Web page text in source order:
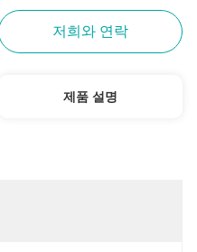
저희와 연락
제품 설명